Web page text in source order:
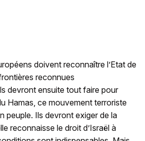
doivent reconnaître l’Etat de
reconnues
devront ensuite tout faire pour
Hamas, ce mouvement terroriste
peuple. Ils devront exiger de la
reconnaisse le droit d’Israël à